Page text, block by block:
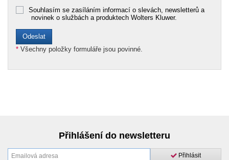
Souhlasím se zasíláním informací o slevách, newsletterů a
novinek o službách a produktech Wolters Kluwer.
* Všechny položky formuláře jsou povinné.
Přihlášení do newsletteru
Přihlásit